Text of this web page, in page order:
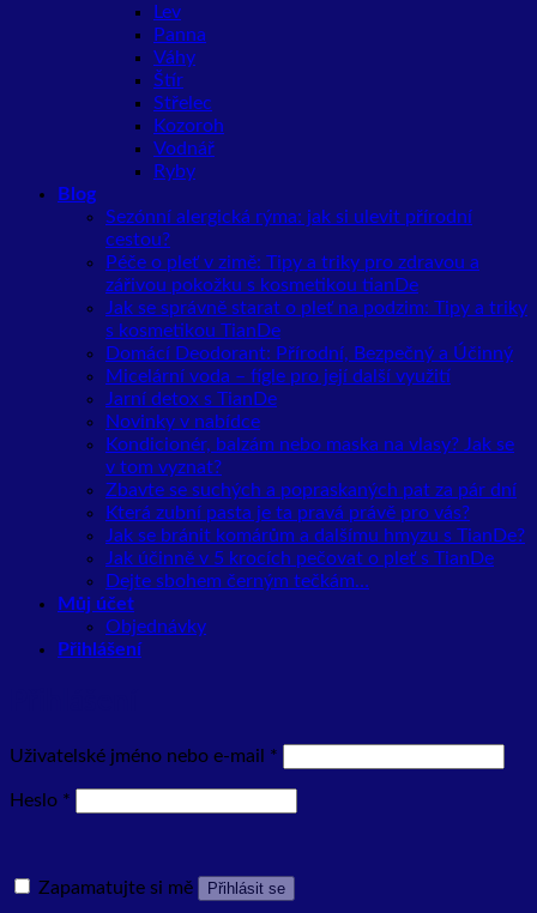
Lev
Panna
Váhy
Štír
Střelec
Kozoroh
Vodnář
Ryby
Blog
Sezónní alergická rýma: jak si ulevit přírodní
cestou?
Péče o pleť v zimě: Tipy a triky pro zdravou a
zářivou pokožku s kosmetikou tianDe
Jak se správně starat o pleť na podzim: Tipy a triky
s kosmetikou TianDe
Domácí Deodorant: Přírodní, Bezpečný a Účinný
Micelární voda – fígle pro její další využití
Jarní detox s TianDe
Novinky v nabídce
Kondicionér, balzám nebo maska na vlasy? Jak se
v tom vyznat?
Zbavte se suchých a popraskaných pat za pár dní
Která zubní pasta je ta pravá právě pro vás?
Jak se bránit komárům a dalšímu hmyzu s TianDe?
Jak účinně v 5 krocích pečovat o pleť s TianDe
Dejte sbohem černým tečkám…
Můj účet
Objednávky
Přihlášení
Uživatelské jméno nebo e-mail *
Heslo *
Zapamatujte si mě Přihlásit se